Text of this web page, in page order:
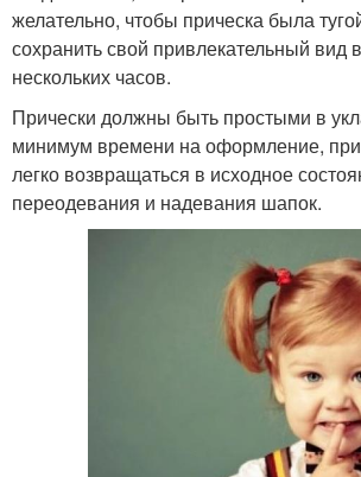
желательно, чтобы прическа была
сохранить свой привлекательный вид
нескольких часов.
Прически должны быть простыми в
минимум времени на оформление,
легко возвращаться в исходное
переодевания и надевания шапок.